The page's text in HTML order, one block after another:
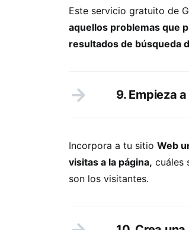
Este servicio gratuito de
aquellos problemas que
resultados de búsqueda
9. Empieza
Incorpora a tu sitio Web
visitas a la página, cuáles
son los visitantes.